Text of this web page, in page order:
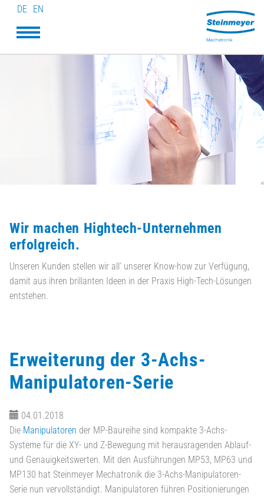
DE EN
Wir machen Hightech-Unternehmen
erfolgreich.
Unseren Kunden stellen wir all‘ unserer Know-how zur Verfügung,
damit aus ihren brillanten Ideen in der Praxis High-Tech-Lösungen
entstehen.
Erweiterung der 3-Achs-
Manipulatoren-Serie
04.01.2018
Die Manipulatoren der MP-Baureihe sind kompakte 3-Achs-
Systeme für die XY- und Z-Bewegung mit herausragenden Ablauf-
und Genauigkeitswerten. Mit den Ausführungen MP53, MP63 und
MP130 hat Steinmeyer Mechatronik die 3-Achs-Manipulatoren-
Serie nun vervollständigt. Manipulatoren führen Positionierungen